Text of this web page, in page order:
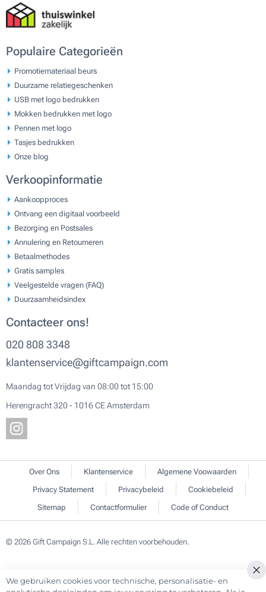
Populaire Categorieën
Promotiemateriaal beurs
Duurzame relatiegeschenken
USB met logo bedrukken
Mokken bedrukken met logo
Pennen met logo
Tasjes bedrukken
Onze blog
Verkoopinformatie
Aankoopproces
Ontvang een digitaal voorbeeld
Bezorging en Postsales
Annulering en Retourneren
Betaalmethodes
Gratis samples
Veelgestelde vragen (FAQ)
Duurzaamheidsindex
Contacteer ons!
020 808 3348
klantenservice@giftcampaign.com
Maandag tot Vrijdag van 08:00 tot 15:00
Herengracht 320 - 1016 CE Amsterdam
Over Ons Klantenservice
Algemene Voowaarden
Privacy Statement
Privacybeleid
Cookiebeleid
Sitemap
Contactformulier Code of Conduct
© 2026 Gift Campaign S.L. Alle rechten voorbehouden.
We gebruiken cookies voor technische, personalisatie- en